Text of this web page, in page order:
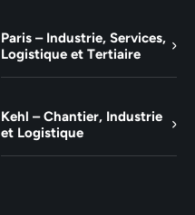
Paris – Industrie, Services,
Logistique et Tertiaire
Kehl – Chantier, Industrie
et Logistique